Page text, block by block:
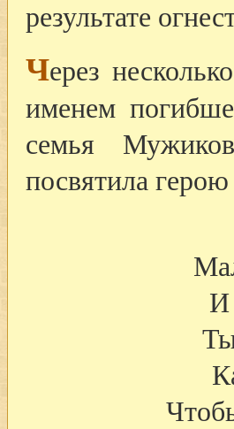
результате
Через
именем
семья
посвятила
И